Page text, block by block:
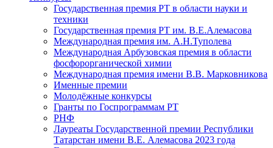
Государственная премия РТ в области науки и
техники
Государственная премия РТ им. В.Е.Алемасова
Международная премия им. А.Н.Туполева
Международная Арбузовская премия в области
фосфорорганической химии
Международная премия имени В.В. Марковникова
Именные премии
Молодёжные конкурсы
Гранты по Госпрограммам РТ
РНФ
Лауреаты Государственной премии Республики
Татарстан имени В.Е. Алемасова 2023 года